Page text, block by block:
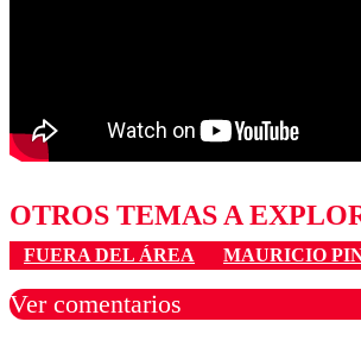
OTROS TEMAS A
FUERA DEL ÁREA MAURICIO
Ver comentarios